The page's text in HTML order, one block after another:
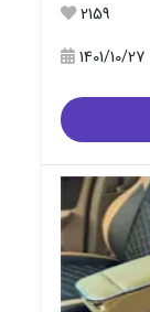
2159
1401/10/27